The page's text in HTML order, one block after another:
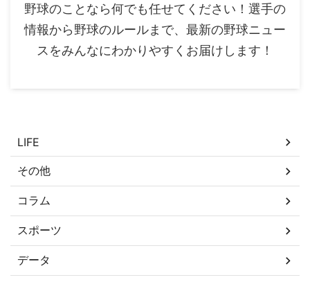
野球のことなら何でも任せてください！選手の
情報から野球のルールまで、最新の野球ニュー
スをみんなにわかりやすくお届けします！
LIFE
その他
コラム
スポーツ
データ